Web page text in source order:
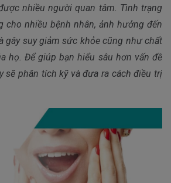
nhiều người quan tâm. Tình trạng
cho nhiều bệnh nhân, ảnh hưởng đến
gây suy giảm sức khỏe cũng như chất
họ. Để giúp bạn hiểu sâu hơn vấn đề
sẽ phân tích kỹ và đưa ra cách điều trị